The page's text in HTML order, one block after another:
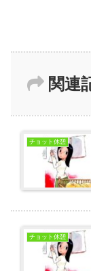
関連
チョット休憩
チョット休憩